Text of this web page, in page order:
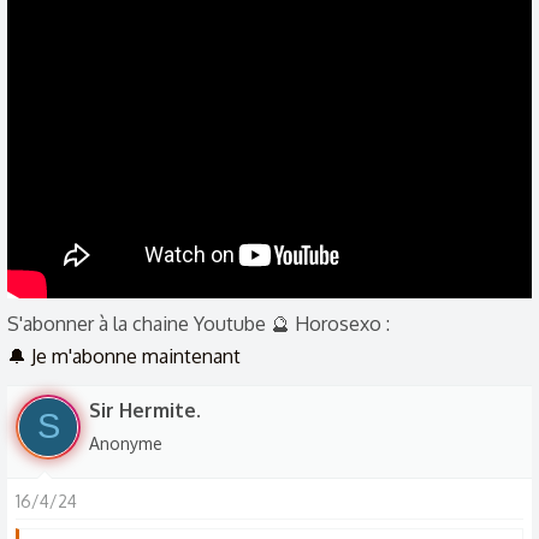
S'abonner à la chaine Youtube 🔮 Horosexo :
🔔 Je m'abonne maintenant
S Sir Hermite.
Anonyme
16/4/24